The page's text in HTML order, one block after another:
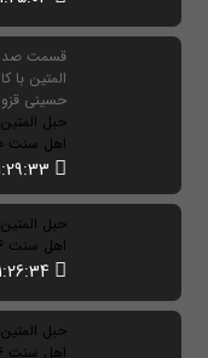
قسمت صد
المتین با
حسینی
حبل
اهل سنت 30 مهر 1402
حبل
اهل سنت 16 مهر 1402
حبل
اهل سنت 26 شهریور 1402